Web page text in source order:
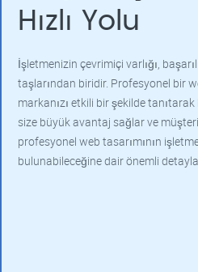
Hızlı Yolu
İşletmenizin çevrimiçi varlığı,
taşlarından biridir. Profesyonel bir
markanızı etkili bir şekilde
size büyük avantaj sağlar ve
profesyonel web tasarımının
bulunabileceğine dair önemli